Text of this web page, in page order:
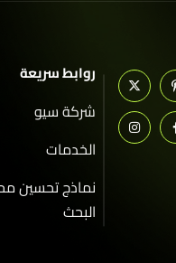
روابط سريعة
شركة سيو
الخدمات
نماذج تحسين
البحث